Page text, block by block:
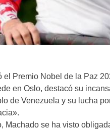
el Premio Nobel de la Paz
en Oslo, destacó su
de Venezuela y su lucha
Machado se ha visto